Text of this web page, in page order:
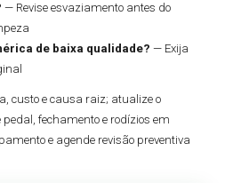
— Revise esvaziamento antes do
de baixa qualidade? — Exija
custo e causa raiz; atualize o
pedal, fechamento e rodízios em
e agende revisão preventiva